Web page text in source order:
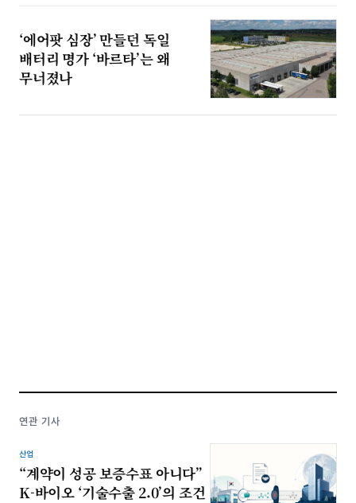
‘에어팟 심장’ 만들던 독일
배터리 명가 ‘바르타’는 왜
무너졌나
연관 기사
산업
“계약이 성공 보증수표 아니다”
K-바이오 ‘기술수출 2.0’의 조건